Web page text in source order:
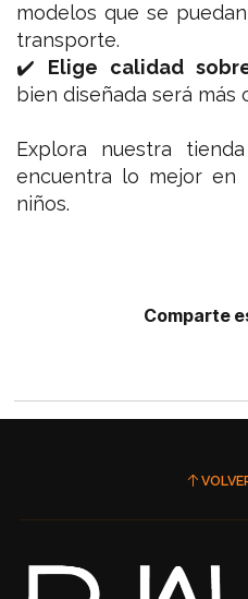
modelos que se
transporte.
✔️ Elige calidad
bien diseñada será más
Explora nuestra
encuentra lo mejor
niños.
Comparte